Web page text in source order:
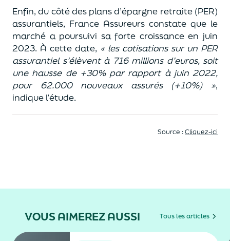
Enfin, du côté des plans d’épargne retraite (PER)
assurantiels, France Assureurs constate que le
marché a poursuivi sa forte croissance en juin
2023. À cette date, « les cotisations sur un PER
assurantiel s’élèvent à 716 millions d’euros, soit
une hausse de +30% par rapport à juin 2022,
pour 62.000 nouveaux assurés (+10%) »,
indique l’étude.
Source :Cliquez-ici
VOUS AIMEREZ AUSSI Tous les articles